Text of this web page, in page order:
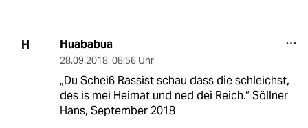
H Huababua
28.09.2018, 08:56 Uhr
„Du Scheiß Rassist schau dass die schleichst,
des is mei Heimat und ned dei Reich.“ Söllner
Hans, September 2018